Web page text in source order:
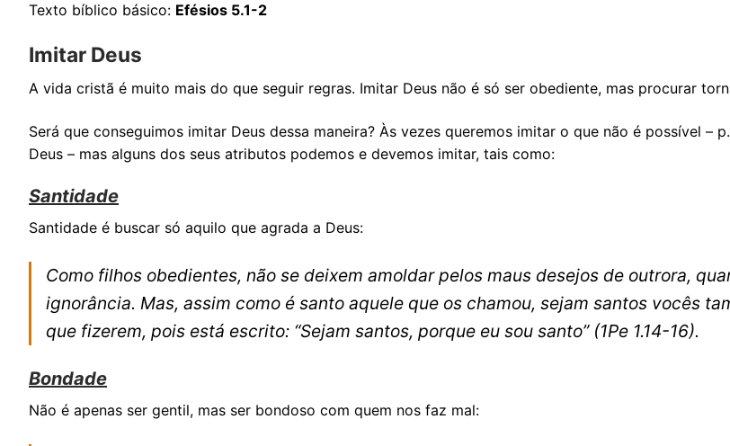
Texto bíblico básico: Efésios 5.1-2
Imitar Deus
A vida cristã é muito mais do que seguir regras. Imitar Deus não é só ser obediente, mas procurar
Será que conseguimos imitar Deus dessa maneira? Às vezes queremos imitar o que não é possível –
Deus – mas alguns dos seus atributos podemos e devemos imitar, tais como:
Santidade
Santidade é buscar só aquilo que agrada a Deus:
Como filhos obedientes, não se deixem amoldar pelos maus desejos de outrora,
ignorância. Mas, assim como é santo aquele que os chamou, sejam santos vocês
que fizerem, pois está escrito: “Sejam santos, porque eu sou santo” (1Pe 1.14-16).
Bondade
Não é apenas ser gentil, mas ser bondoso com quem nos faz mal: